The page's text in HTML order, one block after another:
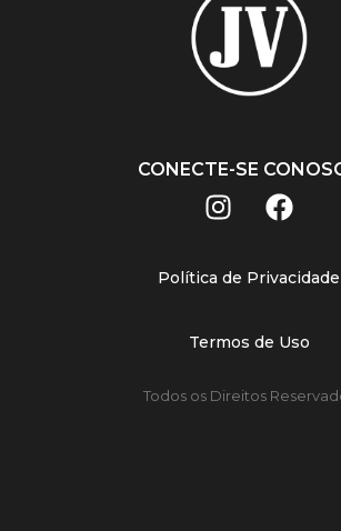
CONECTE-SE
Política de Privacidade
Termos de Uso
Todos os Direitos